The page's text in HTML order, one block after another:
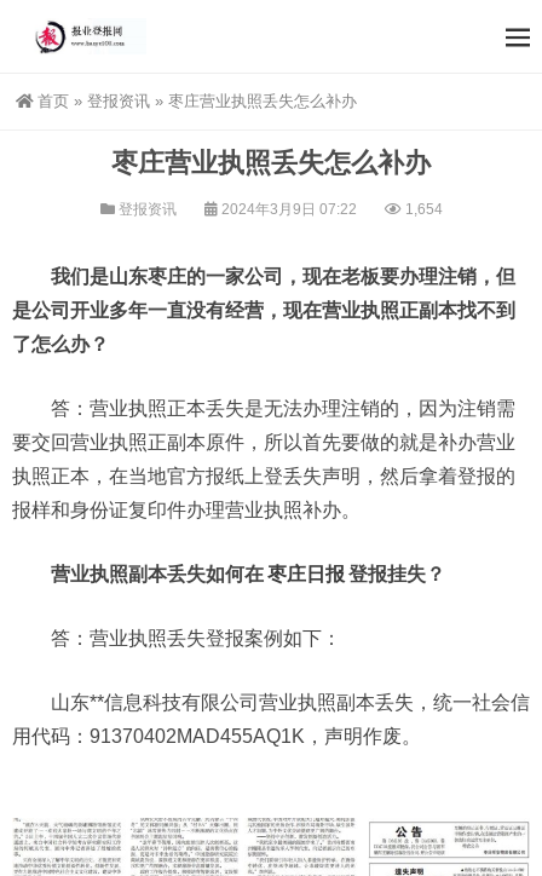
首页 » 登报资讯 » 枣庄营业执照丢失怎么补办
枣庄营业执照丢失怎么补办
登报资讯 2024年3月9日 07:22 1,654
我们是山东枣庄的一家公司，现在老板要办理注销，但
是公司开业多年一直没有经营，现在营业执照正副本找不到
了怎么办？
答：营业执照正本丢失是无法办理注销的，因为注销需
要交回营业执照正副本原件，所以首先要做的就是补办营业
执照正本，在当地官方报纸上登丢失声明，然后拿着登报的
报样和身份证复印件办理营业执照补办。
营业执照副本丢失如何在枣庄日报 登报挂失？
答：营业执照丢失登报案例如下：
山东**信息科技有限公司营业执照副本丢失，统一社会信
用代码：91370402MAD455AQ1K，声明作废。